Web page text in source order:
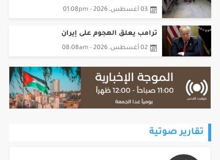
03 أغسطس، 2026 - 01:08pm
ترامب يعلق الهجوم على إيران
02 أغسطس، 2026 - 08:08am
تقارير صوتية